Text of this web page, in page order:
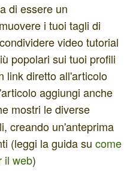
di essere un
i tuoi tagli di
video tutorial
popolari sui tuoi profili
link diretto all'articolo
aggiungi anche
mostri le diverse
creando un'anteprima
(leggi la guida su come
il web)